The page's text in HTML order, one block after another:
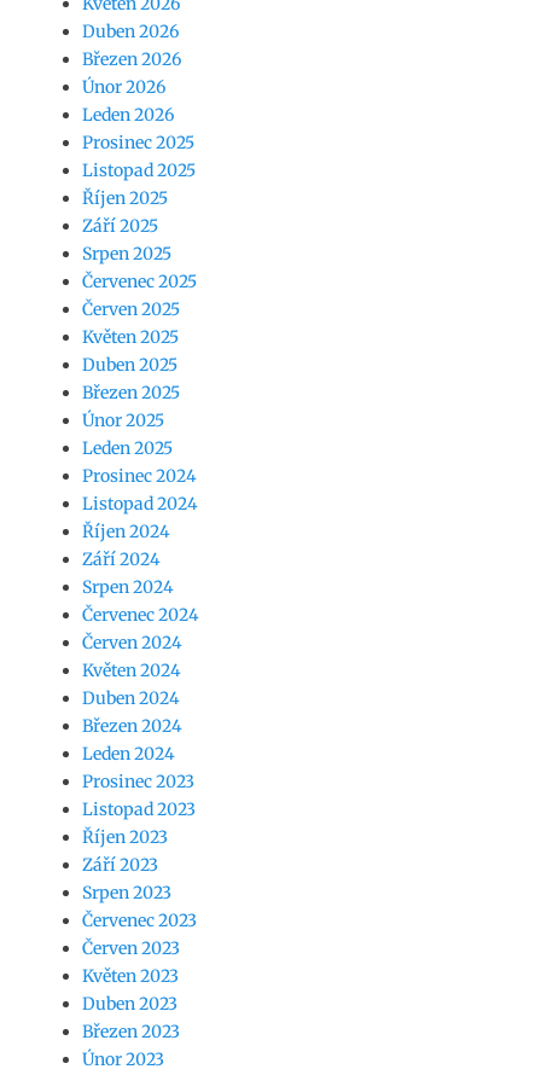
Duben 2026
Březen 2026
Únor 2026
Leden 2026
Prosinec 2025
Listopad 2025
Říjen 2025
Září 2025
Srpen 2025
Červenec 2025
Červen 2025
Květen 2025
Duben 2025
Březen 2025
Únor 2025
Leden 2025
Prosinec 2024
Listopad 2024
Říjen 2024
Září 2024
Srpen 2024
Červenec 2024
Červen 2024
Květen 2024
Duben 2024
Březen 2024
Leden 2024
Prosinec 2023
Listopad 2023
Říjen 2023
Září 2023
Srpen 2023
Červenec 2023
Červen 2023
Květen 2023
Duben 2023
Březen 2023
Únor 2023